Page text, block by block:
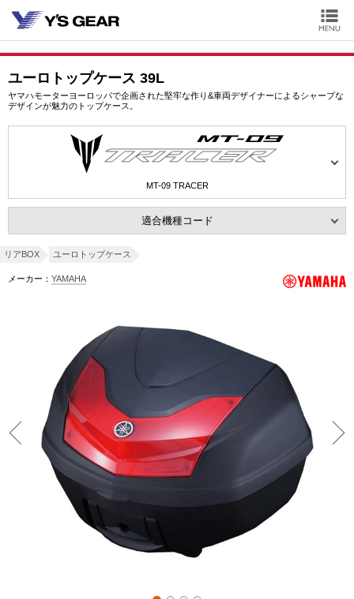
ユーロトップケース 39L
ヤマハモーターヨーロッパで企画された堅牢な作り&車両デザイナーによるシャープな
デザインが魅力のトップケース。
MT-09 TRACER
適合機種コード
リアBOX ユーロトップケース
メーカー： YAMAHA